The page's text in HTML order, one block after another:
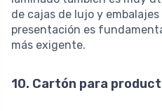
de cajas de lujo y
presentación es
más exigente.
10. Cartón para